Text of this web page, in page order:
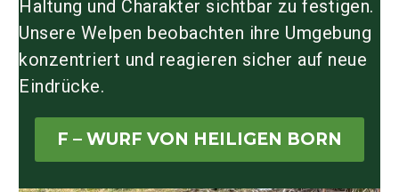
Haltung und Charakter sichtbar zu festigen.
Unsere Welpen beobachten ihre Umgebung
konzentriert und reagieren sicher auf neue
Eindrücke.
F – WURF VON HEILIGEN BORN